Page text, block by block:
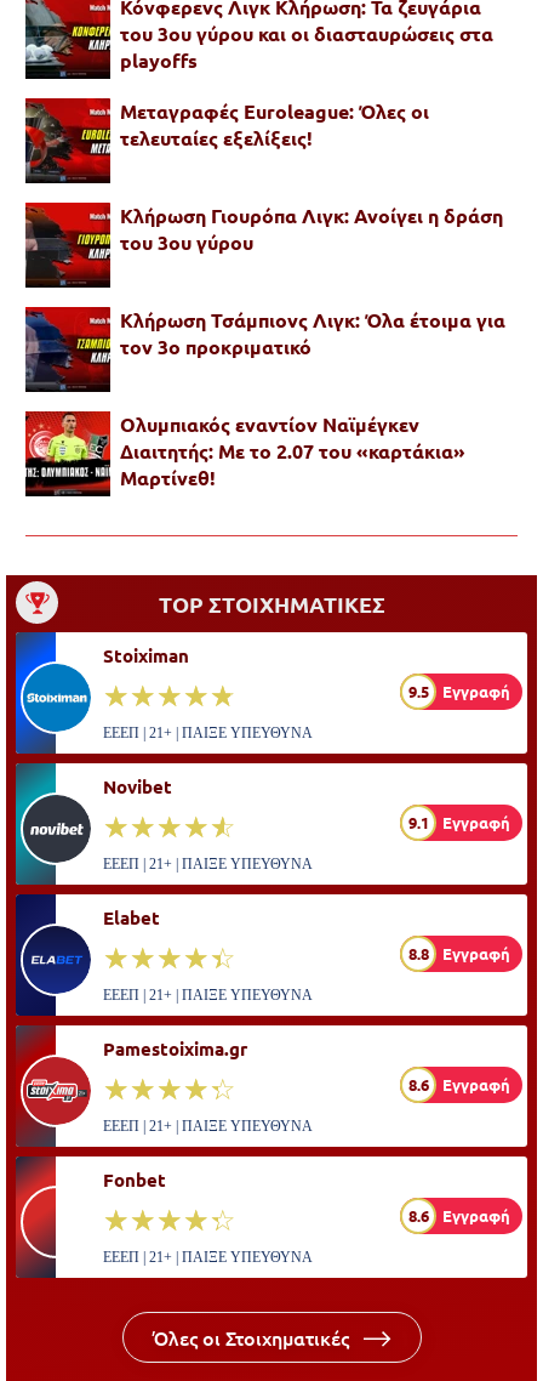
Κόνφερενς Λιγκ Κλήρωση: Τα ζευγάρια
του 3ου γύρου και οι διασταυρώσεις στα
playoffs
Μεταγραφές Euroleague: Όλες οι
τελευταίες εξελίξεις!
Κλήρωση Γιουρόπα Λιγκ: Ανοίγει η δράση
του 3ου γύρου
Κλήρωση Τσάμπιονς Λιγκ: Όλα έτοιμα για
τον 3ο προκριματικό
Ολυμπιακός εναντίον Ναϊμέγκεν
Διαιτητής: Με το 2.07 του «καρτάκια»
Μαρτίνεθ!
TOP ΣΤΟΙΧΗΜΑΤΙΚΕΣ
Stoiximan
☆☆☆☆☆
★★★★★ 9.5 Εγγραφή
ΕΕΕΠ | 21+ | ΠΑΙΞΕ ΥΠΕΥΘΥΝΑ
Novibet
☆☆☆☆☆
★★★★★ 9.1 Εγγραφή
ΕΕΕΠ | 21+ | ΠΑΙΞΕ ΥΠΕΥΘΥΝΑ
Elabet
☆☆☆☆☆
★★★★★ 8.8 Εγγραφή
ΕΕΕΠ | 21+ | ΠΑΙΞΕ ΥΠΕΥΘΥΝΑ
Pamestoixima.gr
☆☆☆☆☆
★★★★★ 8.6 Εγγραφή
ΕΕΕΠ | 21+ | ΠΑΙΞΕ ΥΠΕΥΘΥΝΑ
Fonbet
☆☆☆☆☆
★★★★★ 8.6 Εγγραφή
ΕΕΕΠ | 21+ | ΠΑΙΞΕ ΥΠΕΥΘΥΝΑ
Όλες οι Στοιχηματικές